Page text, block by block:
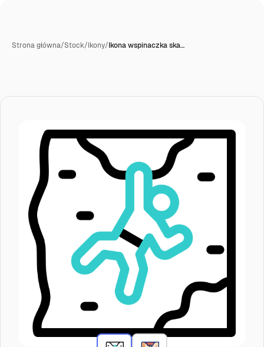
Strona główna/Stock/Ikony/Ikona wspinaczka ska…